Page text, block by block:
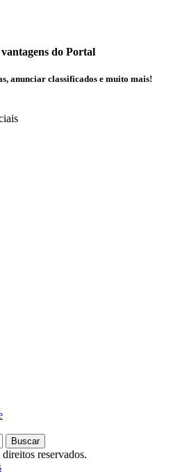
do Portal
anunciar classificados e muito mais!
reservados.